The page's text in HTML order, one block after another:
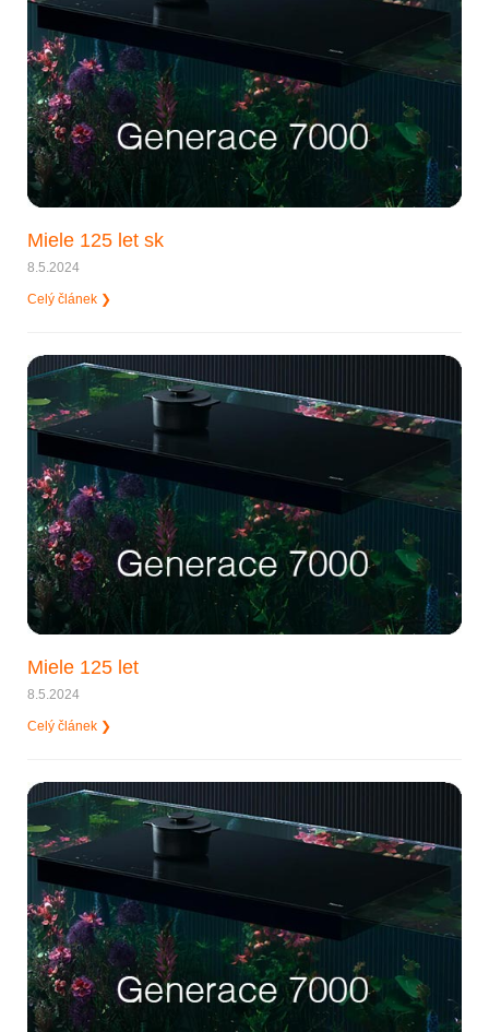
Miele 125 let sk
8.5.2024
Celý článek ❯
Miele 125 let
8.5.2024
Celý článek ❯